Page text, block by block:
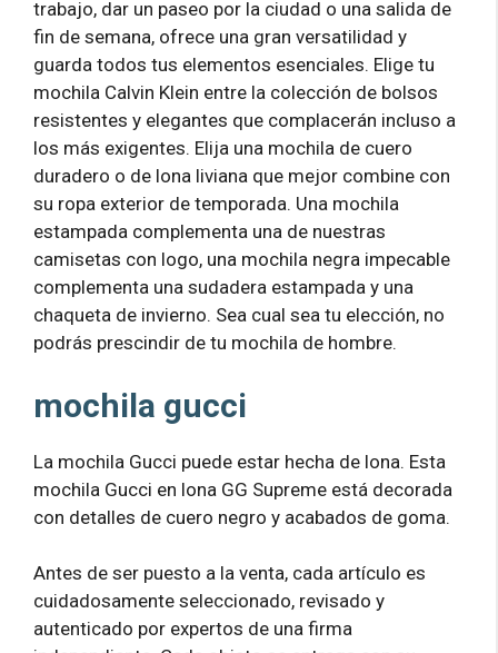
trabajo, dar un paseo por la ciudad o una salida de
fin de semana, ofrece una gran versatilidad y
guarda todos tus elementos esenciales. Elige tu
mochila Calvin Klein entre la colección de bolsos
resistentes y elegantes que complacerán incluso a
los más exigentes. Elija una mochila de cuero
duradero o de lona liviana que mejor combine con
su ropa exterior de temporada. Una mochila
estampada complementa una de nuestras
camisetas con logo, una mochila negra impecable
complementa una sudadera estampada y una
chaqueta de invierno. Sea cual sea tu elección, no
podrás prescindir de tu mochila de hombre.
mochila gucci
La mochila Gucci puede estar hecha de lona. Esta
mochila Gucci en lona GG Supreme está decorada
con detalles de cuero negro y acabados de goma.
Antes de ser puesto a la venta, cada artículo es
cuidadosamente seleccionado, revisado y
autenticado por expertos de una firma